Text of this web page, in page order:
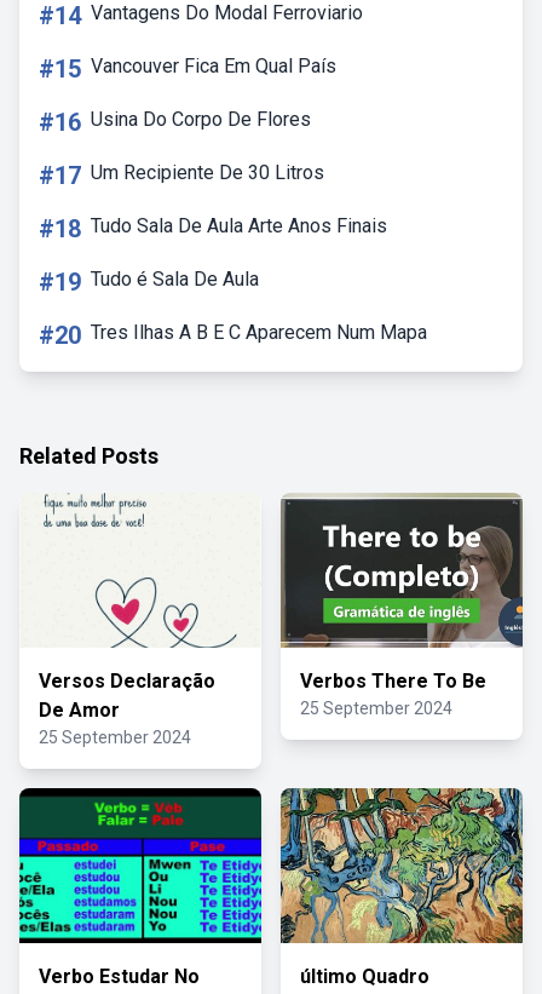
#14 Vantagens Do Modal Ferroviario
#15 Vancouver Fica Em Qual País
#16 Usina Do Corpo De Flores
#17 Um Recipiente De 30 Litros
#18 Tudo Sala De Aula Arte Anos Finais
#19 Tudo é Sala De Aula
#20 Tres Ilhas A B E C Aparecem Num Mapa
Related Posts
Versos Declaração
De Amor
25 September 2024
Verbos There To Be
25 September 2024
Verbo Estudar No último Quadro